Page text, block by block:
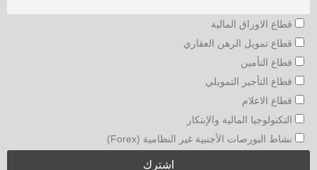
قطاع الاوراق المالية
قطاع تمويل الرهن العقاري
قطاع التأمين
قطاع التأجير التمويلي
قطاع الاعلام
التكنولوجيا المالية والإبتكار
نشاط البورصات الأجنبية غير النظامية (Forex)